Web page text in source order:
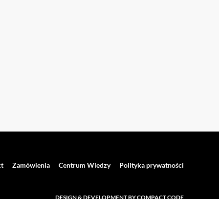
Zamówienia Centrum Wiedzy Polityka prywatności
DESIGN & DEVELOPMENT BY COMPACT CODE